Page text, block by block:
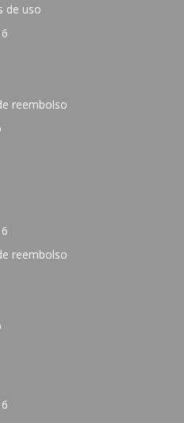
de uso
reembolso
reembolso